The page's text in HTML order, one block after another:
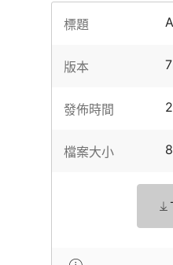
標題
版本
發佈時間
檔案大小